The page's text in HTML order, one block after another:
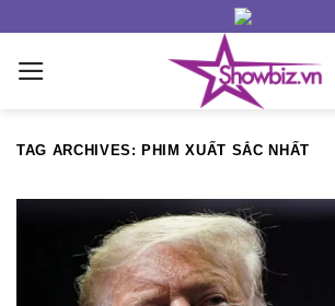
content
TAG ARCHIVES: PHIM XUẤT SẮC NHẤT